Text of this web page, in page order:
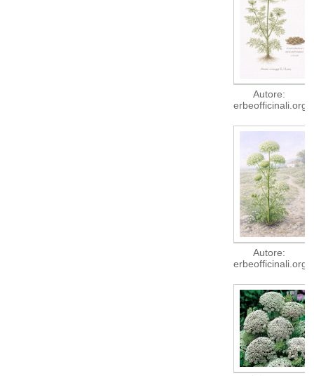
Autore:
erbeofficinali.org
Autore:
erbeofficinali.org